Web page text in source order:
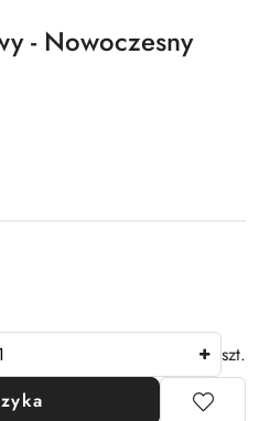
- Nowoczesny
szt.